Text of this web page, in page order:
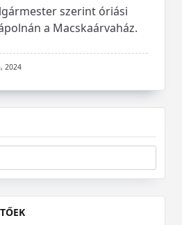
szerint óriási
a Macskaárvaház.
2024